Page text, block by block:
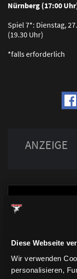
Diese Webseite
Wir verwenden
personalisieren,
Nürnberg (17:00
Spiel 7*: Dienstag,
(19.30 Uhr)
*falls erforderlich